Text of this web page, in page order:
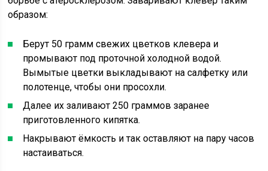
образом:
Берут 50 грамм свежих цветков клевера и
промывают под проточной холодной водой.
Вымытые цветки выкладывают на салфетку или
полотенце, чтобы они просохли.
Далее их заливают 250 граммов заранее
приготовленного кипятка.
Накрывают ёмкость и так оставляют на пару часов
настаиваться.